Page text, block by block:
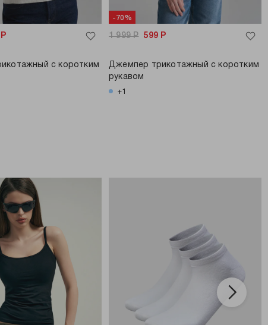
Р
с коротким
-70%
1 999Р 599 Р
Джемпер трикотажный с коротким
рукавом
+1